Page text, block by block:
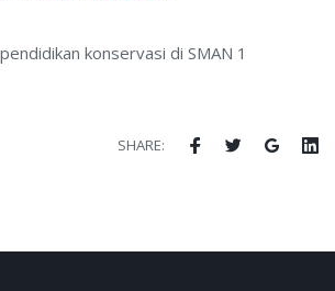
konservasi di SMAN 1
SHARE: Facebook
Twitter